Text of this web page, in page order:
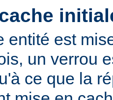
entité est
un verrou
ce que la